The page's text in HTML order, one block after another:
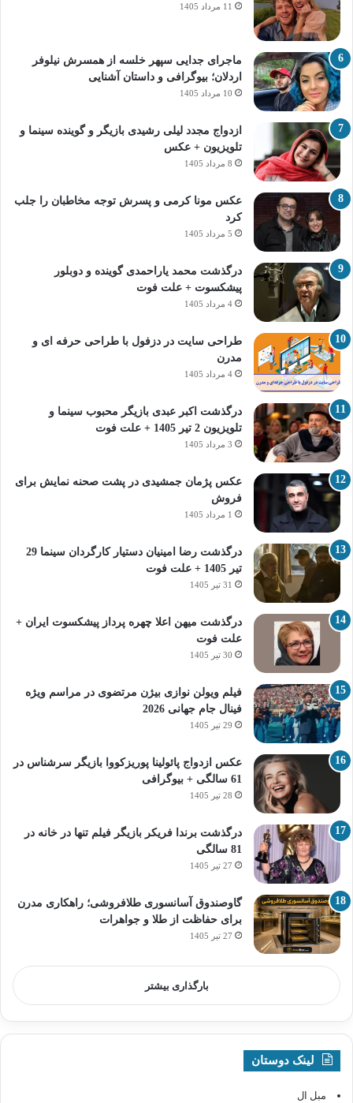
11 مرداد 1405
ماجرای جدایی سپهر خلسه از همسرش نیلوفر
اردلان؛ بیوگرافی و داستان آشنایی
10 مرداد 1405
ازدواج مجدد لیلی رشیدی بازیگر و گوینده سینما و
تلویزیون + عکس
8 مرداد 1405
عکس مونا کرمی و پسرش توجه مخاطبان را جلب
کرد
5 مرداد 1405
درگذشت محمد یاراحمدی گوینده و دوبلور
پیشکسوت + علت فوت
4 مرداد 1405
طراحی سایت در دزفول با طراحی حرفه‌ ای و
مدرن
4 مرداد 1405
درگذشت اکبر عبدی بازیگر محبوب سینما و
تلویزیون 2 تیر 1405 + علت فوت
3 مرداد 1405
عکس پژمان جمشیدی در پشت صحنه نمایش برای
فروش
1 مرداد 1405
درگذشت رضا امینیان دستیار کارگردان سینما 29
تیر 1405 + علت فوت
31 تیر 1405
درگذشت میهن اعلا چهره پرداز پیشکسوت ایران +
علت فوت
30 تیر 1405
فیلم ویولن نوازی بیژن مرتضوی در مراسم ویژه
فینال جام جهانی 2026
29 تیر 1405
عکس ازدواج پائولینا پوریزکووا بازیگر سرشناس در
61 سالگی + بیوگرافی
28 تیر 1405
درگذشت برندا فریکر بازیگر فیلم تنها در خانه در
81 سالگی
27 تیر 1405
گاوصندوق آسانسوری طلافروشی؛ راهکاری مدرن
برای حفاظت از طلا و جواهرات
27 تیر 1405
بارگذاری بیشتر
لینک دوستان
مبل ال